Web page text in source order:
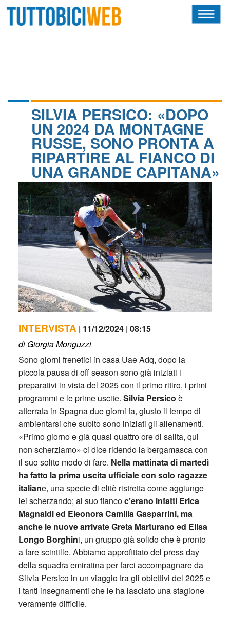
CALENDARIO
ALBI D'ORO
NEWSLETTER
SILVIA PERSICO: «DOPO
UN 2024 DA MONTAGNE
RUSSE, SONO PRONTA A
RIPARTIRE AL FIANCO DI
UNA GRANDE CAPITANA»
INTERVISTA | 11/12/2024 | 08:15
di Giorgia Monguzzi
Sono giorni frenetici in casa Uae Adq, dopo la
piccola pausa di off season sono già iniziati i
preparativi in vista del 2025 con il primo ritiro, i primi
programmi e le prime uscite. Silvia Persico è
atterrata in Spagna due giorni fa, giusto il tempo di
ambientarsi che subito sono iniziati gli allenamenti.
«Primo giorno e già quasi quattro ore di salita, qui
non scherziamo» ci dice ridendo la bergamasca con
il suo solito modo di fare. Nella mattinata di martedì
ha fatto la prima uscita ufficiale con solo ragazze
italiane, una specie di elitè ristretta come aggiunge
lei scherzando; al suo fiancoc’erano infatti Erica
Magnaldi ed Eleonora Camilla Gasparrini, ma
anche le nuove arrivate Greta Marturano ed Elisa
Longo Borghini, un gruppo già solido che è pronto
a fare scintille. Abbiamo approfittato del press day
della squadra emiratina per farci accompagnare da
Silvia Persico in un viaggio tra gli obiettivi del 2025 e
i tanti insegnamenti che le ha lasciato una stagione
veramente difficile.